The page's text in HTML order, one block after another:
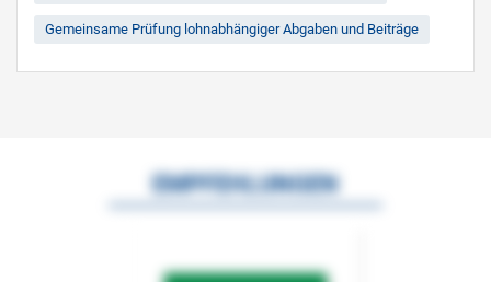
Gemeinsame Prüfung lohnabhängiger Abgaben und Beiträge
EMPFEHLUNGEN